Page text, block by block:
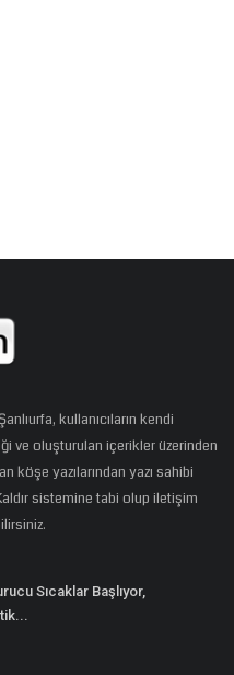
kullanıcıların kendi
ve oluşturulan içerikler üzerinden
köşe yazılarından yazı sahibi
sistemine tabi olup iletişim
Sıcaklar Başlıyor,